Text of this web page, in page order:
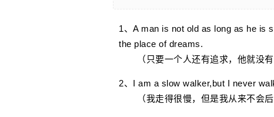
1、A man is not old as long as he is
the place of dreams.
（只要一个人还有追求，他就没有
2、I am a slow walker,but I never
（我走得很慢，但是我从来不会后